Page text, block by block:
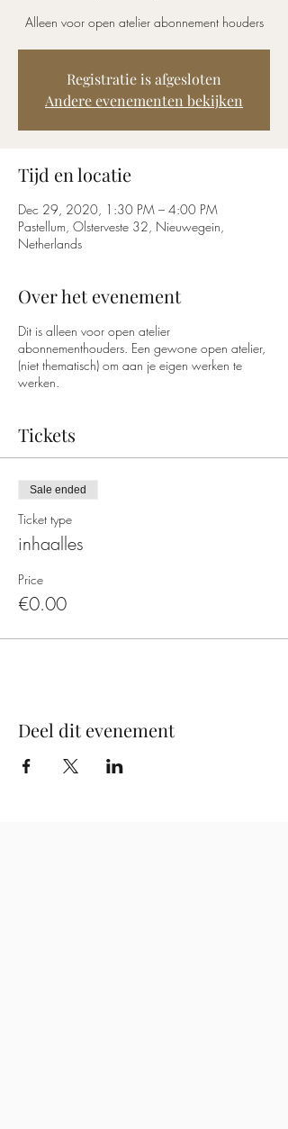
Alleen voor open atelier abonnement houders
Registratie is afgesloten
Andere evenementen bekijken
Tijd en locatie
Dec 29, 2020, 1:30 PM – 4:00 PM
Pastellum, Olsterveste 32, Nieuwegein,
Netherlands
Over het evenement
Dit is alleen voor open atelier
abonnementhouders. Een gewone open atelier,
(niet thematisch) om aan je eigen werken te
werken.
Tickets
Sale ended
Ticket type
inhaalles
Price
€0.00
Deel dit evenement